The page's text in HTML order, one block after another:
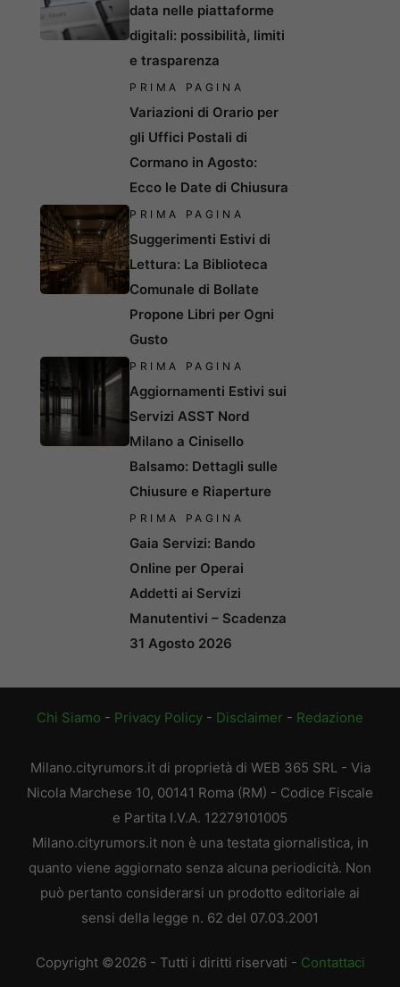
data nelle piattaforme
digitali: possibilità, limiti
e trasparenza
PRIMA PAGINA
Variazioni di Orario per
gli Uffici Postali di
Cormano in Agosto:
Ecco le Date di Chiusura
PRIMA PAGINA
Suggerimenti Estivi di
Lettura: La Biblioteca
Comunale di Bollate
Propone Libri per Ogni
Gusto
PRIMA PAGINA
Aggiornamenti Estivi sui
Servizi ASST Nord
Milano a Cinisello
Balsamo: Dettagli sulle
Chiusure e Riaperture
PRIMA PAGINA
Gaia Servizi: Bando
Online per Operai
Addetti ai Servizi
Manutentivi – Scadenza
31 Agosto 2026
Chi Siamo - Privacy Policy - Disclaimer - Redazione
Milano.cityrumors.it di proprietà di WEB 365 SRL - Via
Nicola Marchese 10, 00141 Roma (RM) - Codice Fiscale
e Partita I.V.A. 12279101005
Milano.cityrumors.it non è una testata giornalistica, in
quanto viene aggiornato senza alcuna periodicità. Non
può pertanto considerarsi un prodotto editoriale ai
sensi della legge n. 62 del 07.03.2001
Copyright ©2026 - Tutti i diritti riservati - Contattaci